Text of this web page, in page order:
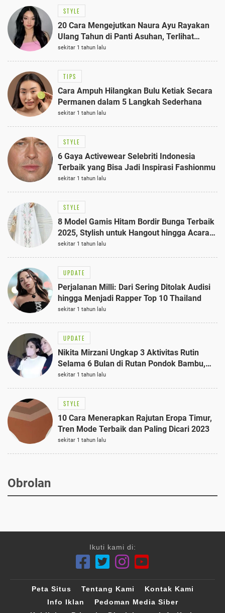
STYLE
20 Cara Mengejutkan Naura Ayu Rayakan
Ulang Tahun di Panti Asuhan, Terlihat
Anggun dengan Kaftan Cokelat
sekitar 1 tahun lalu
TIPS
Cara Ampuh Hilangkan Bulu Ketiak Secara
Permanen dalam 5 Langkah Sederhana
sekitar 1 tahun lalu
STYLE
6 Gaya Activewear Selebriti Indonesia
Terbaik yang Bisa Jadi Inspirasi Fashionmu
sekitar 1 tahun lalu
STYLE
8 Model Gamis Hitam Bordir Bunga Terbaik
2025, Stylish untuk Hangout hingga Acara
Semi-Formal
sekitar 1 tahun lalu
UPDATE
Perjalanan Milli: Dari Sering Ditolak Audisi
hingga Menjadi Rapper Top 10 Thailand
sekitar 1 tahun lalu
UPDATE
Nikita Mirzani Ungkap 3 Aktivitas Rutin
Selama 6 Bulan di Rutan Pondok Bambu,
Terungkap!
sekitar 1 tahun lalu
STYLE
10 Cara Menerapkan Rajutan Eropa Timur,
Tren Mode Terbaik dan Paling Dicari 2023
sekitar 1 tahun lalu
Obrolan
Ikuti kami di:
Peta Situs Tentang Kami
Kontak Kami
Info Iklan
Pedoman Media Siber